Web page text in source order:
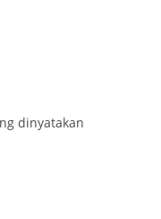
dinyatakan